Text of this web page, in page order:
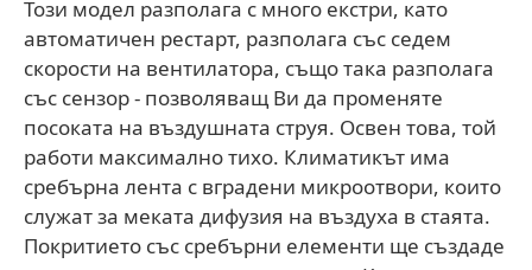
Този модел разполага с много екстри, като
автоматичен рестарт, разполага със седем
скорости на вентилатора, също така разполага
със сензор - позволяващ Ви да променяте
посоката на въздушната струя. Освен това, той
работи максимално тихо. Климатикът има
сребърна лента с вградени микроотвори, които
служат за меката дифузия на въздуха в стаята.
Покритието със сребърни елементи ще създаде